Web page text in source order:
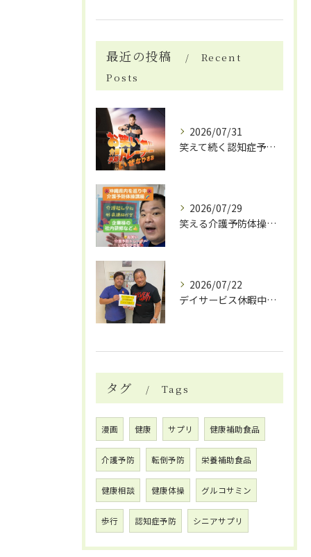
最近の投稿
Recent
Posts
2026/07/31
笑えて続く認知症予防体操
2026/07/29
笑える介護予防体操で笑いと健康効果
2026/07/22
デイサービス休暇中の自費リハビリ活用法
タグ Tags
漫画 健康 サプリ 健康補助食品
介護予防 転倒予防 栄養補助食品
健康相談 健康体操 グルコサミン
歩行 認知症予防 シニアサプリ